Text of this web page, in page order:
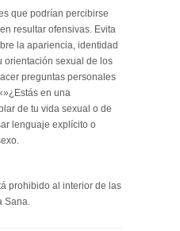
que podrían percibirse
resultar ofensivas. Evita
la apariencia, identidad
orientación sexual de los
preguntas personales
en una
de tu vida sexual o de
lenguaje explícito o
prohibido al interior de las
Sana.